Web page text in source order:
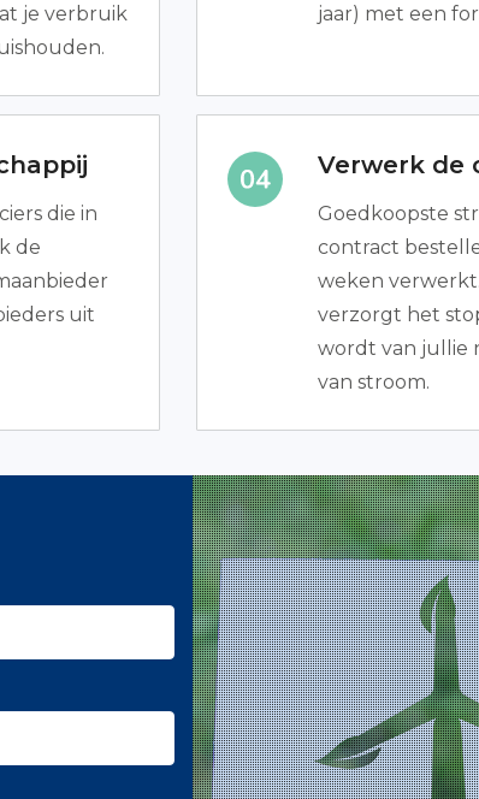
je verbruik
jaar) met een
die in
de
uit
Verwerk de
Goedkoopste
contract
weken
verzorgt het
wordt van jullie
van stroom.